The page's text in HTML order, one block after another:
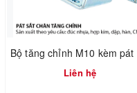
Liên hệ